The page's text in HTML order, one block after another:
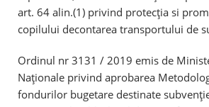
art. 64 alin.(1) privind protecția si
copilului decontarea transportului de
Ordinul nr 3131 / 2019 emis de
Naționale privind aprobarea
fondurilor bugetare destinate